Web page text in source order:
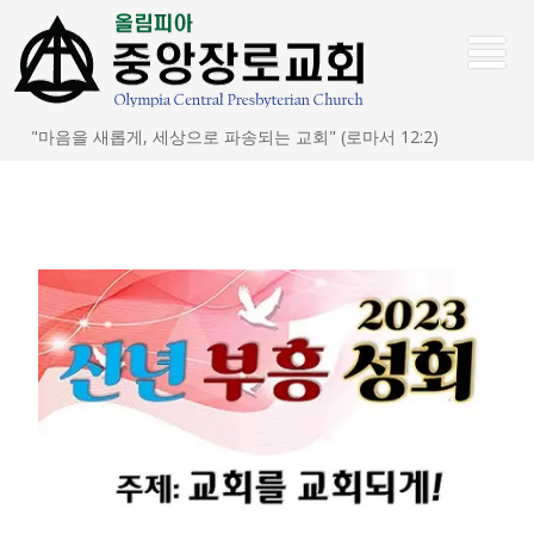
"마음을 새롭게, 세상으로 파송되는 교회" (로마서 12:2)